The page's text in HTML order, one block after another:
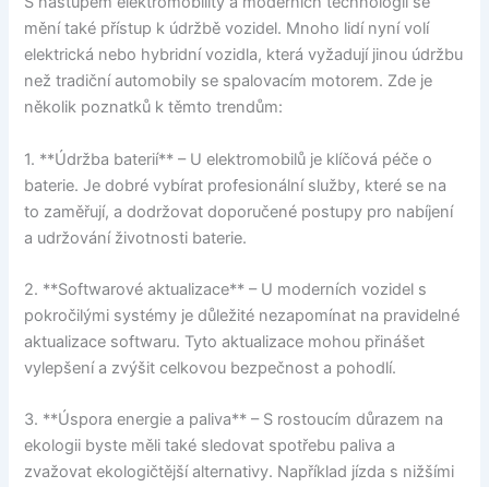
mění také přístup k údržbě vozidel. Mnoho lidí nyní volí
elektrická nebo hybridní vozidla, která vyžadují jinou údržbu
než tradiční automobily se spalovacím motorem. Zde je
několik poznatků k těmto trendům:
1. **Údržba baterií** – U elektromobilů je klíčová péče o
baterie. Je dobré vybírat profesionální služby, které se na
to zaměřují, a dodržovat doporučené postupy pro nabíjení
a udržování životnosti baterie.
2. **Softwarové aktualizace** – U moderních vozidel s
pokročilými systémy je důležité nezapomínat na pravidelné
aktualizace softwaru. Tyto aktualizace mohou přinášet
vylepšení a zvýšit celkovou bezpečnost a pohodlí.
3. **Úspora energie a paliva** – S rostoucím důrazem na
ekologii byste měli také sledovat spotřebu paliva a
zvažovat ekologičtější alternativy. Například jízda s nižšími